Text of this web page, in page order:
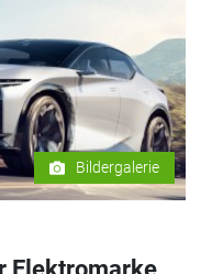
Bildergalerie